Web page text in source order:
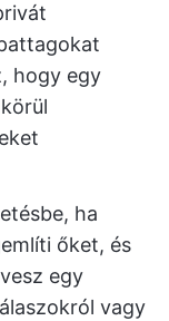
hogy egy
ha
őket, és
egy
vagy